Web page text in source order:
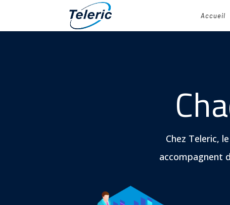
Accueil
Chez Teleric,
accompagnent